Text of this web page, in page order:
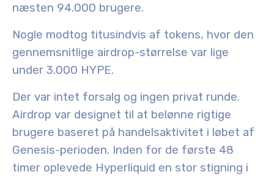
næsten 94.000 brugere.
Nogle modtog titusindvis af tokens, hvor den
gennemsnitlige airdrop-størrelse var lige
under 3.000 HYPE.
Der var intet forsalg og ingen privat runde.
Airdrop var designet til at belønne rigtige
brugere baseret på handelsaktivitet i løbet af
Genesis-perioden. Inden for de første 48
timer oplevede Hyperliquid en stor stigning i